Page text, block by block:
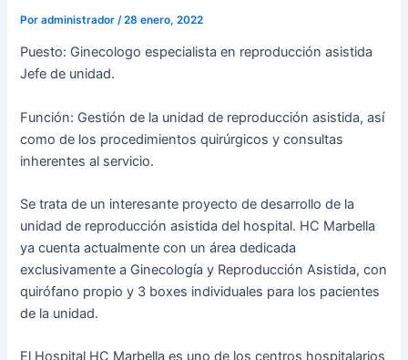
Poradministrador /28 enero, 2022
Puesto: Ginecologo especialista en reproducción asistida
Jefe de unidad.
Función: Gestión de la unidad de reproducción asistida, así
como de los procedimientos quirúrgicos y consultas
inherentes al servicio.
Se trata de un interesante proyecto de desarrollo de la
unidad de reproducción asistida del hospital. HC Marbella
ya cuenta actualmente con un área dedicada
exclusivamente a Ginecología y Reproducción Asistida, con
quirófano propio y 3 boxes individuales para los pacientes
de la unidad.
El Hospital HC Marbella es uno de los centros hospitalarios